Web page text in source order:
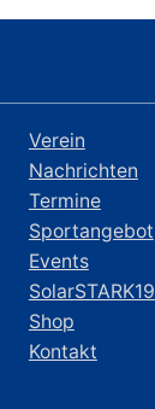
Verein
Nachrichten
Termine
Sportangebot
Events
SolarSTARK19
Shop
Kontakt